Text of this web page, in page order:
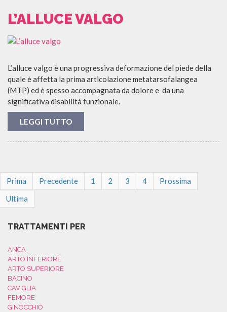
L’ALLUCE VALGO
L’alluce valgo è una progressiva deformazione del piede della
quale è affetta la prima articolazione metatarsofalangea
(MTP) ed è spesso accompagnata da dolore e da una
significativa disabilità funzionale.
LEGGI TUTTO
Prima Precedente 1 2 3 4
Prossima
Ultima
TRATTAMENTI PER
ANCA
ARTO INFERIORE
ARTO SUPERIORE
BACINO
CAVIGLIA
FEMORE
GINOCCHIO